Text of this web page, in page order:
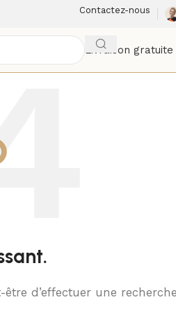
Contactez-nous
Livraison
d’effectuer une